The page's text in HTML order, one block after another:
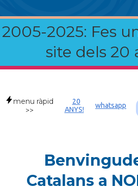
2005-2025: Fes
site dels 20
menu ràpid
>>
20
ANYS!
whatsapp
Catalans a